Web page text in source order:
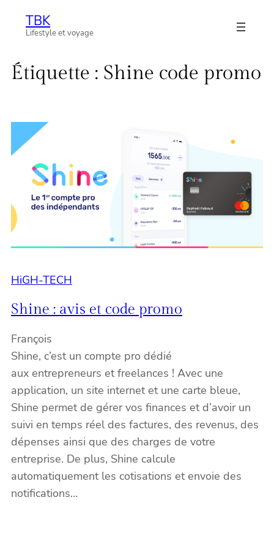
AllerTBK
Lifestyle et voyage
Étiquette : Shine code promo
HiGH-TECH
Shine : avis et code promo
François
Shine, c’est un compte pro dédié
aux entrepreneurs et freelances ! Avec une
application, un site internet et une carte bleue,
Shine permet de gérer vos finances et d’avoir un
suivi en temps réel des factures, des revenus, des
dépenses ainsi que des charges de votre
entreprise. De plus, Shine calcule
automatiquement les cotisations et envoie des
notifications…